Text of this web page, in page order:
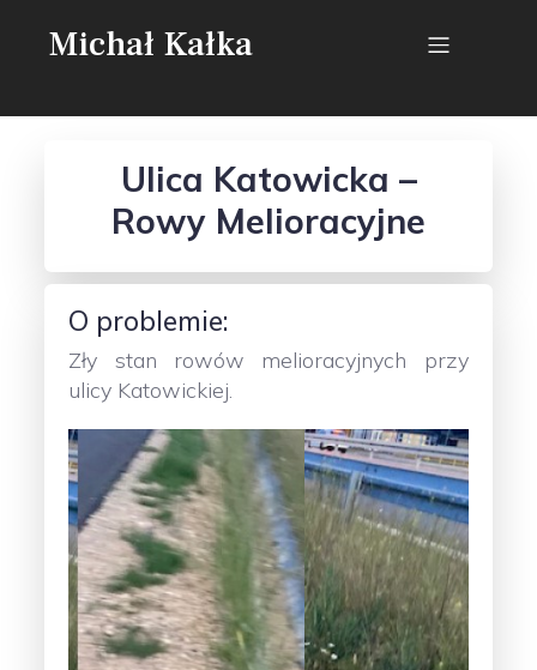
Michał Kałka
Ulica Katowicka –
Rowy Melioracyjne
O problemie:
Zły stan rowów melioracyjnych przy
ulicy Katowickiej.